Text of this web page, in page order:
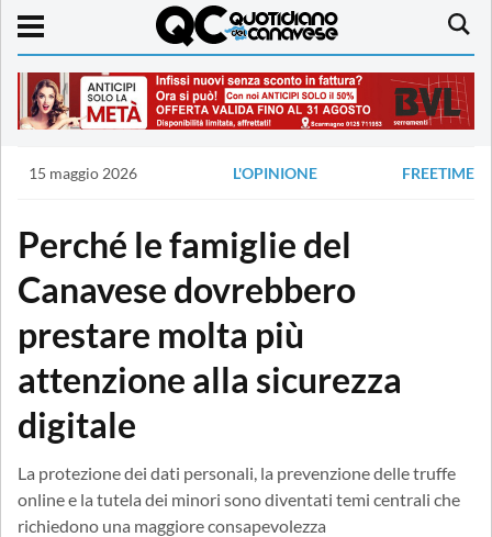
15 maggio 2026 L'OPINIONE FREETIME
Perché le famiglie del
Canavese dovrebbero
prestare molta più
attenzione alla sicurezza
digitale
La protezione dei dati personali, la prevenzione delle truffe
online e la tutela dei minori sono diventati temi centrali che
richiedono una maggiore consapevolezza